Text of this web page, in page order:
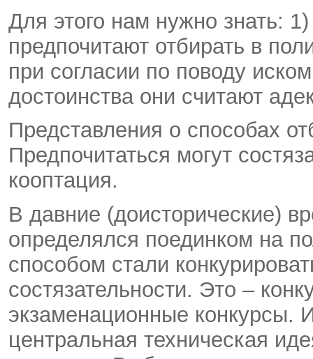
Для этого нам нужно знать:
предпочитают отбирать в
при согласии по поводу
достоинства они считают
Представления о способах
Предпочитаться могут
кооптация.
В давние (доисторические)
определялся поединком на
способом стали
состязательности. Это –
экзаменационные конкурсы.
центральная техническая